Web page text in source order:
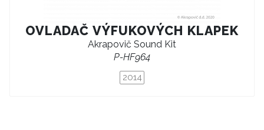
OVLADAČ VÝFUKOVÝCH KLAPEK
Akrapovič Sound Kit
P-HF964
2014